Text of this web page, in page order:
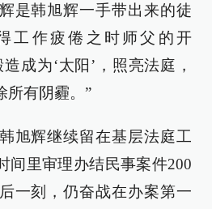
是韩旭辉一手带出来的徒
工作疲倦之时师父的开
成为‘太阳’，照亮法庭，
所有阴霾。”
旭辉继续留在基层法庭工
间里审理办结民事案件200
一刻，仍奋战在办案第一